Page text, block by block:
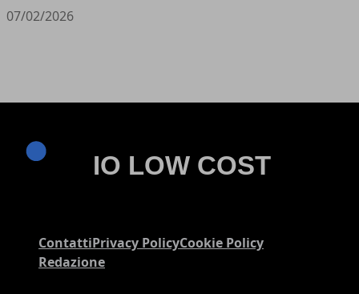
07/02/2026
ContattiPrivacy PolicyCookie Policy
Redazione